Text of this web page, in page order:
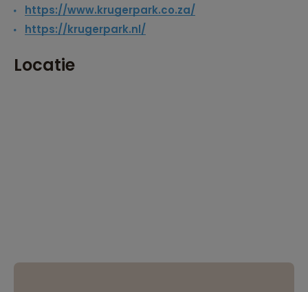
https://www.krugerpark.co.za/
https://krugerpark.nl/
Locatie